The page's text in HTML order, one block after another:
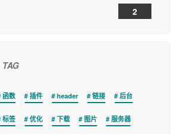
2
TAG
函数 插件 header 链接 后台
标签 优化 下载 图片 服务器